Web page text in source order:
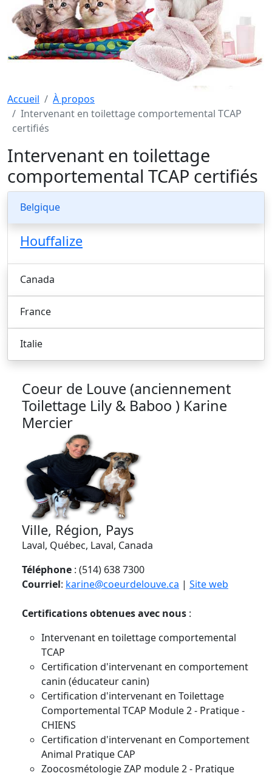
Accueil
À propos
Intervenant en toilettage comportemental TCAP
certifiés
Intervenant en toilettage
comportemental TCAP certifiés
Belgique
Houffalize
Canada
France
Italie
Coeur de Louve (anciennement
Toilettage Lily & Baboo ) Karine
Mercier
Ville, Région, Pays
Laval, Québec, Laval, Canada
Téléphone : (514) 638 7300
Courriel: karine@coeurdelouve.ca | Site web
Certifications obtenues avec nous :
Intervenant en toilettage comportemental
TCAP
Certification d'intervenant en comportement
canin (éducateur canin)
Certification d'intervenant en Toilettage
Comportemental TCAP Module 2 - Pratique -
CHIENS
Certification d'intervenant en Comportement
Animal Pratique CAP
Zoocosmétologie ZAP module 2 - Pratique